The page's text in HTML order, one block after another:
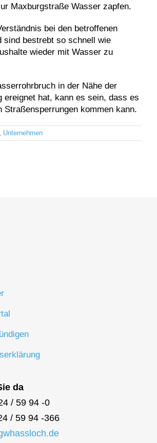
Maxburgstraße Wasser zapfen.
bei den betroffenen
sind bestrebt so schnell wie
wieder mit Wasser zu
in der Nähe der
ereignet hat, kann es sein, dass es
Straßensperrungen kommen kann.
, Unternehmen
da
/ 59 94 -0
/ 59 94 -366